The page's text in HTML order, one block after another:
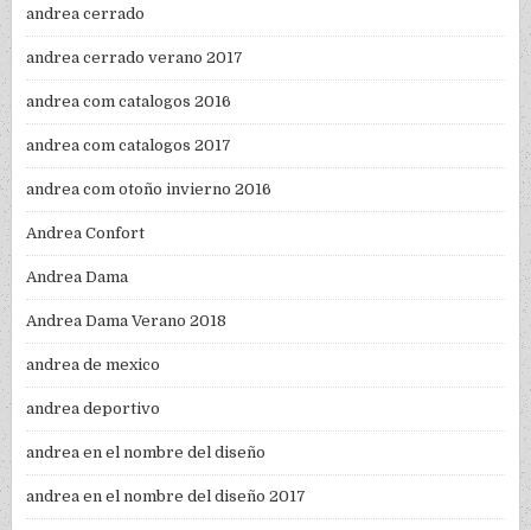
andrea cerrado
andrea cerrado verano 2017
andrea com catalogos 2016
andrea com catalogos 2017
andrea com otoño invierno 2016
Andrea Confort
Andrea Dama
Andrea Dama Verano 2018
andrea de mexico
andrea deportivo
andrea en el nombre del diseño
andrea en el nombre del diseño 2017